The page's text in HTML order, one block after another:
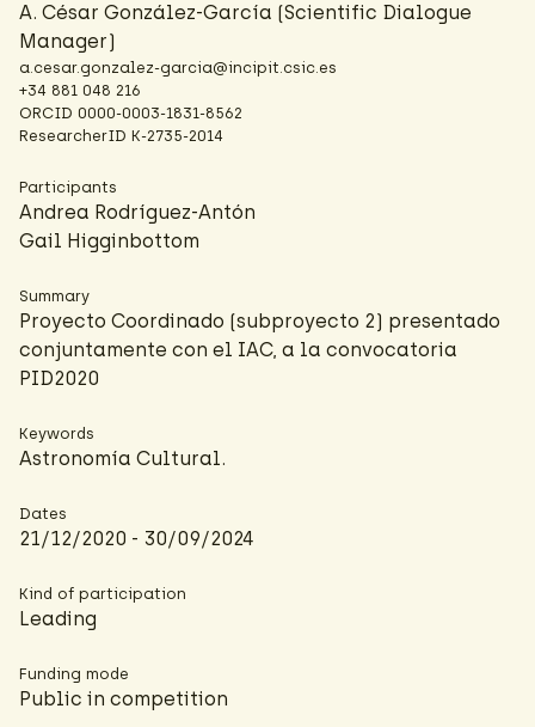
A. César González-García (Scientific Dialogue
Manager)
a.cesar.gonzalez-garcia@incipit.csic.es
+34 881 048 216
ORCID 0000-0003-1831-8562
ResearcherID K-2735-2014
Participants
Andrea Rodríguez-Antón
Gail Higginbottom
Summary
Proyecto Coordinado (subproyecto 2) presentado
conjuntamente con el IAC, a la convocatoria
PID2020
Keywords
Astronomía Cultural.
Dates
21/12/2020 - 30/09/2024
Kind of participation
Leading
Funding mode
Public in competition